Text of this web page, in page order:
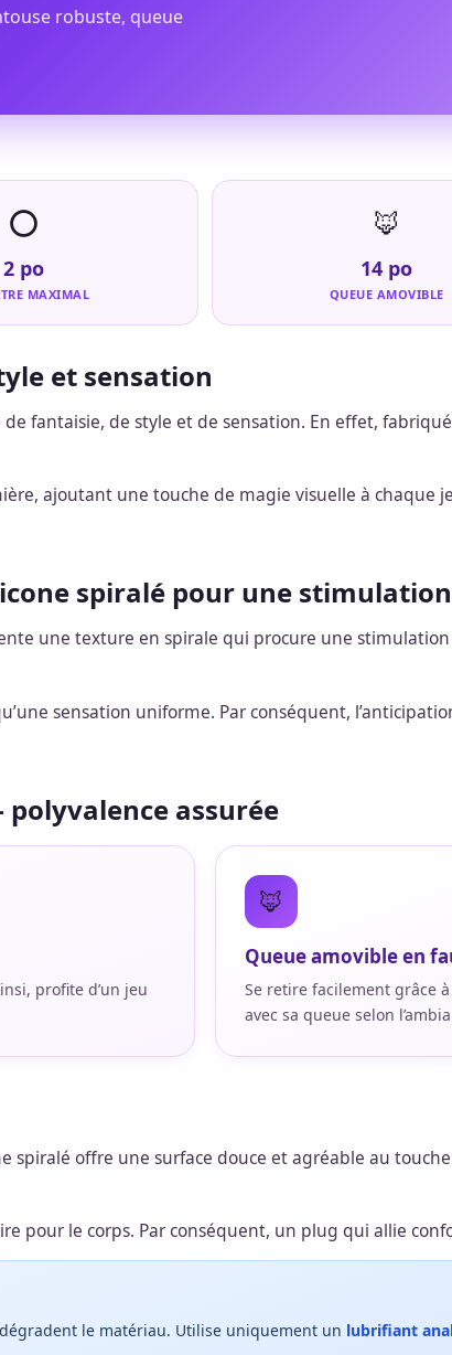
robuste, queue
⭕
2 po
MAXIMAL
🦊
14 po
QUEUE AMOVIBLE
et sensation
fantaisie, de style et de sensation. En effet,
ajoutant une touche de magie visuelle à chaque
spiralé pour une
une texture en spirale qui procure une
sensation uniforme. Par conséquent,
assurée
profite d’un jeu
🦊
Queue amovible en
Se retire facilement grâce
avec sa queue selon
offre une surface douce et agréable au
pour le corps. Par conséquent, un plug qui allie
le matériau. Utilise uniquement un lubrifiant anal